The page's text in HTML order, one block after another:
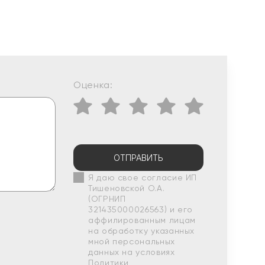
Оценка:
ОТПРАВИТЬ
Я даю свое согласие ИП
Тишеновской О.А.
(ОГРНИП
321435000026563) и его
аффилированным лицам
на обработку указанных
мной персональных
данных на условиях
Политики